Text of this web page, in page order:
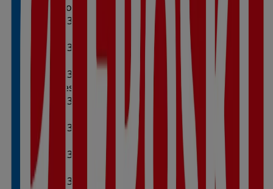
Domingo
00:00 - 23:59
Lunes
00:00 - 23:59
Martes
00:00 - 23:59
00:59 - 23:59
Miércoles
00:00 - 23:59
00:59 - 23:59
Jueves
00:00 - 23:59
00:59 - 23:59
Viernes
00:00 - 23:59
00:59 - 23:59
Sábado
00:00 - 23:59
00:59 - 23:59